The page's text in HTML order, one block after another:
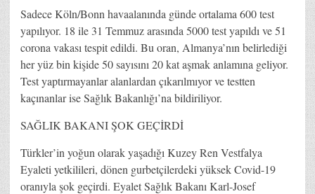
Sadece Köln/Bonn havaalanında günde ortalama 600 test
yapılıyor. 18 ile 31 Temmuz arasında 5000 test yapıldı ve 51
corona vakası tespit edildi. Bu oran, Almanya’nın belirlediği
her yüz bin kişide 50 sayısını 20 kat aşmak anlamına geliyor.
Test yaptırmayanlar alanlardan çıkarılmıyor ve testten
kaçınanlar ise Sağlık Bakanlığı’na bildiriliyor.
SAĞLIK BAKANI ŞOK GEÇİRDİ
Türkler’in yoğun olarak yaşadığı Kuzey Ren Vestfalya
Eyaleti yetkilileri, dönen gurbetçilerdeki yüksek Covid-19
oranıyla şok geçirdi. Eyalet Sağlık Bakanı Karl-Josef